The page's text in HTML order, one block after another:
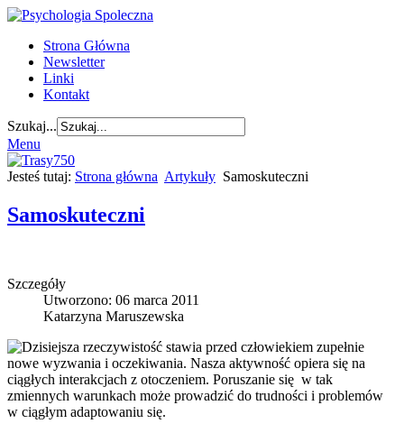
Strona Główna
Newsletter
Linki
Kontakt
Szukaj...
Menu
Jesteś tutaj: Strona główna Artykuły Samoskuteczni
Samoskuteczni
Szczegóły
Utworzono: 06 marca 2011
Katarzyna Maruszewska
Dzisiejsza rzeczywistość stawia przed człowiekiem zupełnie
nowe wyzwania i oczekiwania. Nasza aktywność opiera się na
ciągłych interakcjach z otoczeniem. Poruszanie się w tak
zmiennych warunkach może prowadzić do trudności i problemów
w ciągłym adaptowaniu się.